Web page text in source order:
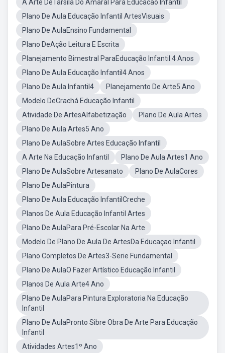
A Arte DeTarsila Do Amaral Para Educacao Infantil
Plano De Aula Educação Infantil ArtesVisuais
Plano De AulaEnsino Fundamental
Plano DeAção Leitura E Escrita
Planejamento Bimestral ParaEducação Infantil 4 Anos
Plano De Aula Educação Infantil4 Anos
Plano De Aula Infantil4
Planejamento De Arte5 Ano
Modelo DeCrachá Educação Infantil
Atividade De ArtesAlfabetização
Plano De Aula Artes
Plano De Aula Artes5 Ano
Plano De AulaSobre Artes Educação Infantil
A Arte Na Educação Infantil
Plano De Aula Artes1 Ano
Plano De AulaSobre Artesanato
Plano De AulaCores
Plano De AulaPintura
Plano De Aula Educação InfantilCreche
Planos De Aula Educação Infantil Artes
Plano De AulaPara Pré-Escolar Na Arte
Modelo De Plano De Aula De ArtesDa Educaçao Infantil
Plano Completos De Artes3-Serie Fundamental
Plano De AulaO Fazer Artístico Educação Infantil
Planos De Aula Arte4 Ano
Plano De AulaPara Pintura Exploratoria Na Educação
Infantil
Plano De AulaPronto Sibre Obra De Arte Para Educação
Infantil
Atividades Artes1º Ano